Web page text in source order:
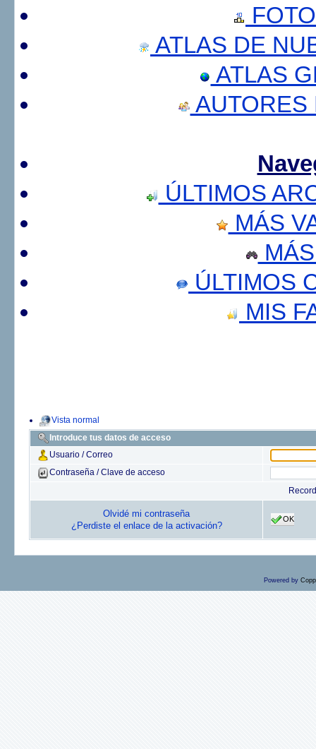
ATLAS DE
ATLAS
AUTORES
ÚLTIMOS
MÁS
ÚLTIMOS
MIS
Vista normal
Introduce tus datos de acceso
Usuario / Correo
Contraseña / Clave de acceso
Olvidé mi contraseña
¿Perdiste el enlace de la activación?
OK
Powered by